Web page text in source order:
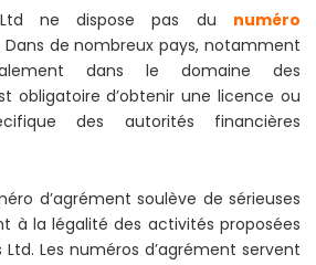
Ltd ne dispose pas du numéro
Dans de nombreux pays, notamment
dans le domaine des
obligatoire d’obtenir une licence ou
des autorités financières
d’agrément soulève de sérieuses
à la légalité des activités proposées
Les numéros d’agrément servent